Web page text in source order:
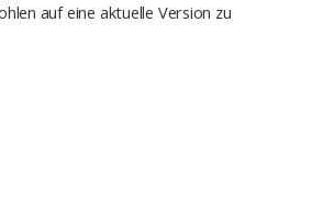
auf eine aktuelle Version zu